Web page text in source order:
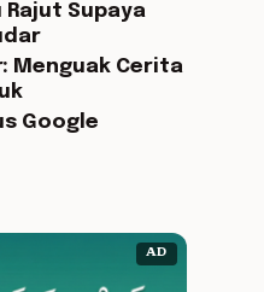
Rajut Supaya
Menguak Cerita
Google
AD